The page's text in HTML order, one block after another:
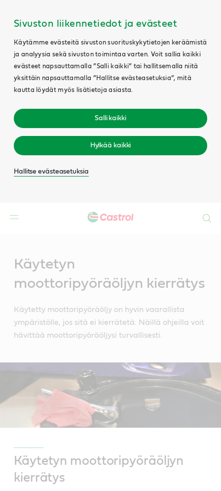
Sivuston liikennetiedot ja evästeet
Käytämme evästeitä sivuston suorituskykytietojen keräämistä
ja analyysia sekä sivuston toimintaa varten. Voit sallia kaikki
evästeet napsauttamalla ”Salli kaikki” tai hallitsemalla niitä
yksittäin napsauttamalla ”Hallitse evästeasetuksia”, mitä
kautta löydät myös lisätietoja asiasta.
Salli kaikki
Hylkää kaikki
Hallitse evästeasetuksia
Käytetyn
moottoripyöräöljyn kierrätys
Käytetty moottoripyöräöljy on hyvin vaarallista
ympäristölle, jos sitä ei kierrätetä. Näillä ohjeilla voit
hävittää moottoripyöräöljysi turvallisesti.
Käytetyn moottoripyöräöljyn
kierrätys